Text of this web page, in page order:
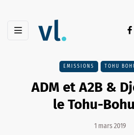
EMISSIONS TOHU
ADM et A2B &
le Tohu-
1 mars 2019